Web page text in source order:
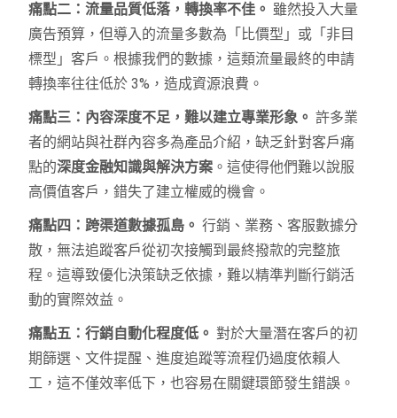
痛點二：流量品質低落，轉換率不佳。 雖然投入大量
廣告預算，但導入的流量多數為「比價型」或「非目
標型」客戶。根據我們的數據，這類流量最終的申請
轉換率往往低於 3%，造成資源浪費。
痛點三：內容深度不足，難以建立專業形象。 許多業
者的網站與社群內容多為產品介紹，缺乏針對客戶痛
點的深度金融知識與解決方案 。這使得他們難以說服
高價值客戶，錯失了建立權威的機會。
痛點四：跨渠道數據孤島。 行銷、業務、客服數據分
散，無法追蹤客戶從初次接觸到最終撥款的完整旅
程。這導致優化決策缺乏依據，難以精準判斷行銷活
動的實際效益。
痛點五：行銷自動化程度低。 對於大量潛在客戶的初
期篩選、文件提醒、進度追蹤等流程仍過度依賴人
工，這不僅效率低下，也容易在關鍵環節發生錯誤。